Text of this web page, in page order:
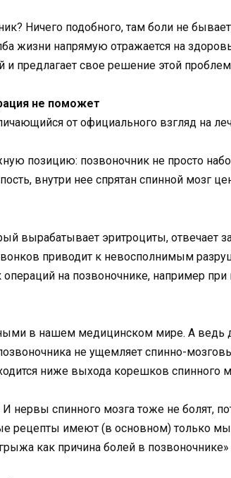
Ничего подобного, там боли не
жизни напрямую отражается на
и предлагает свое решение этой
не поможет
от официального взгляд на
позицию: позвоночник не просто
внутри нее спрятан спинной мозг
вырабатывает эритроциты, отвечает
приводит к невосполнимым
операций на позвоночнике, например
в нашем медицинском мире. А ведь
не ущемляет спинно-
ниже выхода корешков спинного
И нервы спинного мозга тоже не болят,
рецепты имеют (в основном) только
как причина болей в позвоночнике»